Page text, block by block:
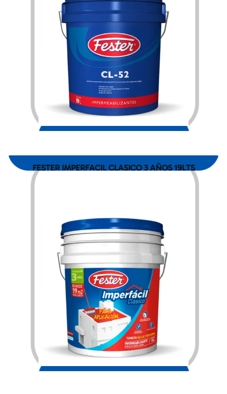
$4,453.00
FESTER IMPERFACIL CLASICO 3 AÑOS 19LTS
$1,882.00